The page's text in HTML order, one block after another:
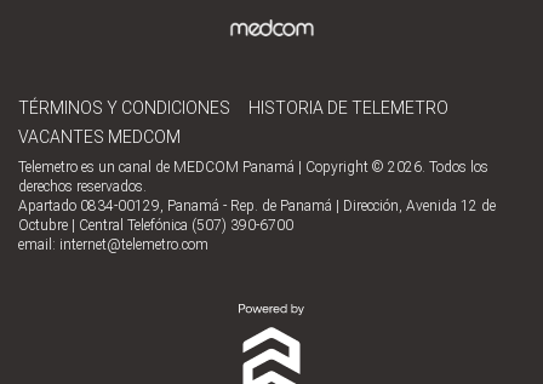
TÉRMINOS Y CONDICIONES
HISTORIA DE TELEMETRO
VACANTES MEDCOM
Telemetro es un canal de MEDCOM Panamá | Copyright © 2026. Todos los
derechos reservados.
Apartado 0834-00129, Panamá - Rep. de Panamá | Dirección, Avenida 12 de
Octubre | Central Telefónica (507) 390-6700
email: internet@telemetro.com